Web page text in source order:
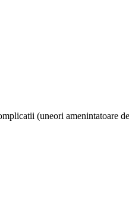
(uneori amenintatoare